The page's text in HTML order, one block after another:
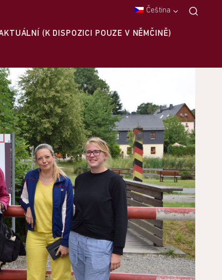
Čeština
(K DISPOZICI POUZE V NĚMČINĚ)